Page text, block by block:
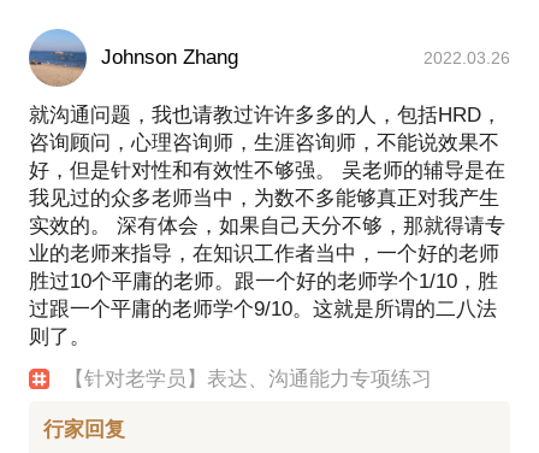
Johnson Zhang 2022.03.26
就沟通问题，我也请教过许许多多的人，包括HRD，
咨询顾问，心理咨询师，生涯咨询师，不能说效果不
好，但是针对性和有效性不够强。 吴老师的辅导是在
我见过的众多老师当中，为数不多能够真正对我产生
实效的。 深有体会，如果自己天分不够，那就得请专
业的老师来指导，在知识工作者当中，一个好的老师
胜过10个平庸的老师。跟一个好的老师学个1/10，胜
过跟一个平庸的老师学个9/10。这就是所谓的二八法
则了。
【针对老学员】表达、沟通能力专项练习
行家回复